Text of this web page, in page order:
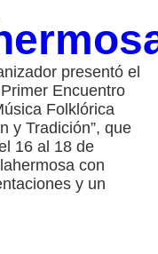
presentó el
Encuentro
Folklórica
y Tradición”, que
16 al 18 de
con
y un